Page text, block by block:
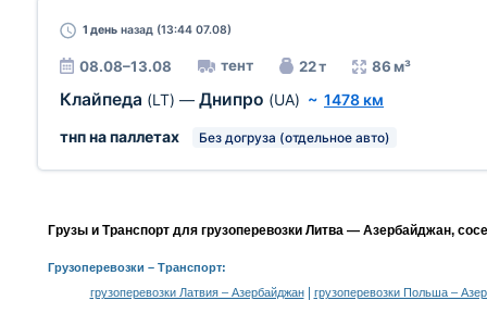
1 день назад (13:44 07.08)
08.08–13.08 тент 22 т 86 м³
Клайпеда (LT) — Днипро (UA) ~ 1478 км
тнп на паллетах
Без догруза (отдельное авто)
Грузы и Транспорт для грузоперевозки Литва — Азербайджан,
Грузоперевозки – Транспорт:
грузоперевозки Латвия – Азербайджан| грузоперевозки Польша –